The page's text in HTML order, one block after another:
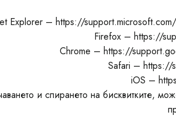
Explorer – https://
Firefox – https://
Chrome – https://
Safari – https://
iOS –
и спирането на бисквитките,